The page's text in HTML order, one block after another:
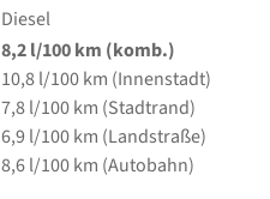
Diesel
8,2l/100 km (komb.)
10,8l/100 km (Innenstadt)
7,8l/100 km (Stadtrand)
6,9l/100 km (Landstraße)
8,6l/100 km (Autobahn)